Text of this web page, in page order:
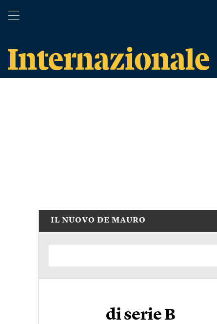
IL NUOVO DE MAURO
di serie B